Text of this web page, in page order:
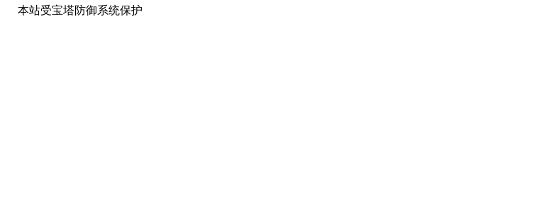
本站受宝塔防御系统保护